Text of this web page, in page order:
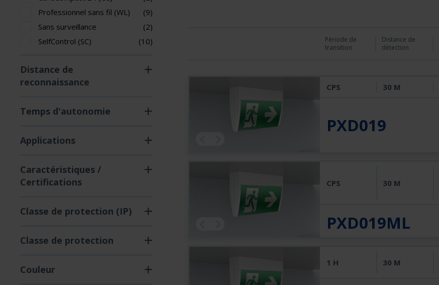
Professionnel sans fil (WL)
(9)
Sans surveillance
(2)
SelfControl (SC)
(10)
Distance de
reconnaissance
Temps d'autonomie
Applications
Caractéristiques /
Certifications
Classe de protection (IP)
Classe de protection
Couleur
Période de
transition
Distance de
détection
CPS 30 M
PXD019
CPS 30 M
PXD019ML
1 H 30 M